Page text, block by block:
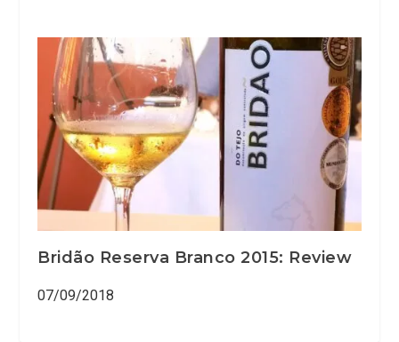
Bridão Reserva Branco 2015: Review
07/09/2018